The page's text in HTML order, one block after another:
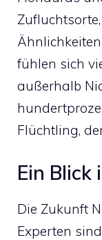
fühlen sich
außerhalb
Flüchtling,
Ein Blick
Die Zukunft
Experten